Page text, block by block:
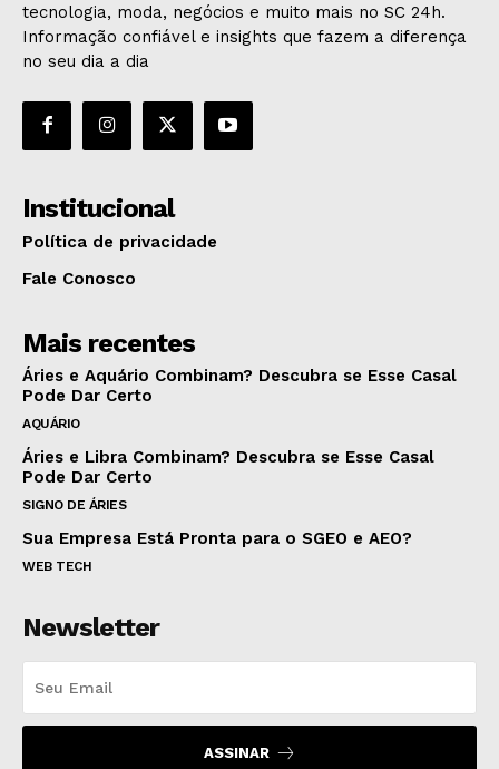
tecnologia, moda, negócios e muito mais no SC 24h.
Informação confiável e insights que fazem a diferença
no seu dia a dia
Institucional
Política de privacidade
Fale Conosco
Mais recentes
Áries e Aquário Combinam? Descubra se Esse Casal
Pode Dar Certo
AQUÁRIO
Áries e Libra Combinam? Descubra se Esse Casal
Pode Dar Certo
SIGNO DE ÁRIES
Sua Empresa Está Pronta para o SGEO e AEO?
WEB TECH
Newsletter
ASSINAR